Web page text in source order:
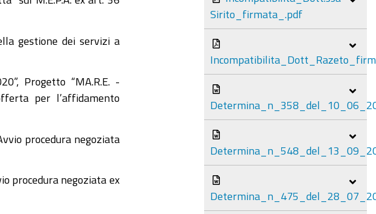
gestione dei servizi a
Progetto “MA.R.E. -
per l’affidamento
procedura negoziata
procedura negoziata ex
Sirito_firmata_.pdf